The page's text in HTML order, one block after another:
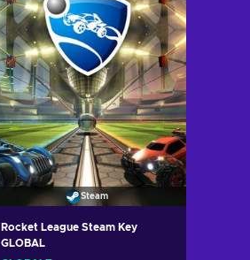
Steam
Rocket League Steam Key
GLOBAL